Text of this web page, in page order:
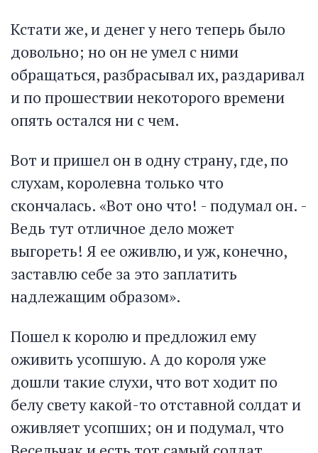
Кстати же, и денег у него теперь было
довольно; но он не умел с ними
обращаться, разбрасывал их, раздаривал
и по прошествии некоторого времени
опять остался ни с чем.
Вот и пришел он в одну страну, где, по
слухам, королевна только что
скончалась. «Вот оно что! - подумал он. -
Ведь тут отличное дело может
выгореть! Я ее оживлю, и уж, конечно,
заставлю себе за это заплатить
надлежащим образом».
Пошел к королю и предложил ему
оживить усопшую. А до короля уже
дошли такие слухи, что вот ходит по
белу свету какой-то отставной солдат и
оживляет усопших; он и подумал, что